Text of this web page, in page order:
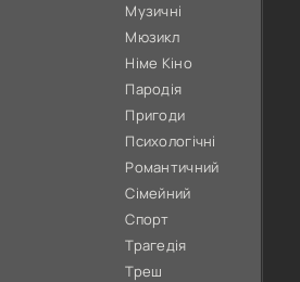
Музичні
Мюзикл
Німе Кіно
Пародія
Пригоди
Психологічні
Романтичний
Сімейний
Спорт
Трагедія
Треш